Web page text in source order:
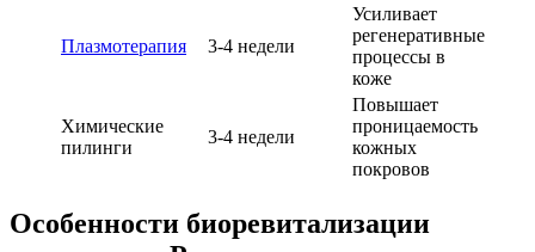
Плазмотерапия 3-4 недели
Усиливает
регенеративные
процессы в
коже
Химические
пилинги
3-4 недели
Повышает
проницаемость
кожных
покровов
Особенности биоревитализации